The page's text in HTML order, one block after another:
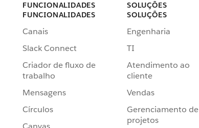
FUNCIONALIDADES
FUNCIONALIDADES
Canais
Slack Connect
Criador de fluxo de
trabalho
Mensagens
Círculos
SOLUÇÕES
SOLUÇÕES
Engenharia
TI
Atendimento ao
cliente
Vendas
Gerenciamento de
projetos